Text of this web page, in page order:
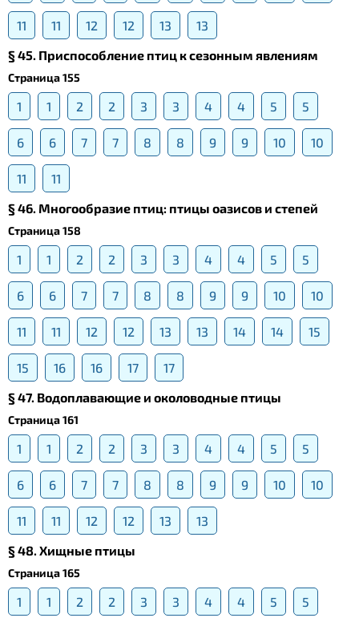
11 11 12 12 13
13
§ 45. Приспособление птиц к сезонным явлениям
Страница 155
1 1 2 2 3 3 4 4 5 5
6 6 7 7 8 8 9 9 10 10
11
11
§ 46. Многообразие птиц: птицы оазисов и степей
Страница 158
1 1 2 2 3 3 4 4 5 5
6 6 7 7 8 8 9 9 10 10
11 11 12 12 13 13 14 14 15
15 16 16 17
17
§ 47. Водоплавающие и околоводные птицы
Страница 161
1 1 2 2 3 3 4 4 5 5
6 6 7 7 8 8 9 9 10 10
11 11 12 12 13
13
§ 48. Хищные птицы
Страница 165
1 1 2 2 3 3 4 4 5 5